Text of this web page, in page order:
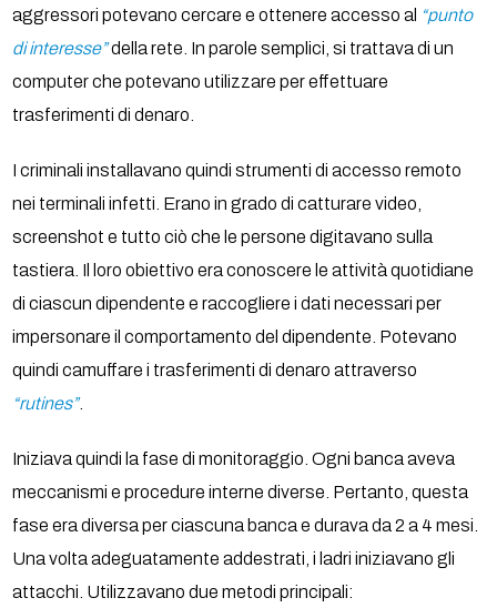
aggressori potevano cercare e ottenere accesso al “punto
di interesse”della rete. In parole semplici, si trattava di un
computer che potevano utilizzare per effettuare
trasferimenti di denaro.
I criminali installavano quindi strumenti di accesso remoto
nei terminali infetti. Erano in grado di catturare video,
screenshot e tutto ciò che le persone digitavano sulla
tastiera. Il loro obiettivo era conoscere le attività quotidiane
di ciascun dipendente e raccogliere i dati necessari per
impersonare il comportamento del dipendente. Potevano
quindi camuffare i trasferimenti di denaro attraverso
“rutines”.
Iniziava quindi la fase di monitoraggio. Ogni banca aveva
meccanismi e procedure interne diverse. Pertanto, questa
fase era diversa per ciascuna banca e durava da 2 a 4 mesi.
Una volta adeguatamente addestrati, i ladri iniziavano gli
attacchi. Utilizzavano due metodi principali: